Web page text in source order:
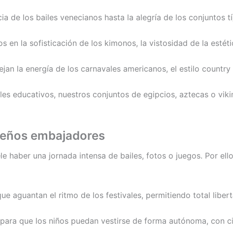
de los bailes venecianos hasta la alegría de los conjuntos
en la sofisticación de los kimonos, la vistosidad de la
la energía de los carnavales americanos, el estilo
educativos, nuestros conjuntos de egipcios, aztecas o
embajadores
haber una jornada intensa de bailes, fotos o juegos. Por
aguantan el ritmo de los festivales, permitiendo total
que los niños puedan vestirse de forma autónoma,